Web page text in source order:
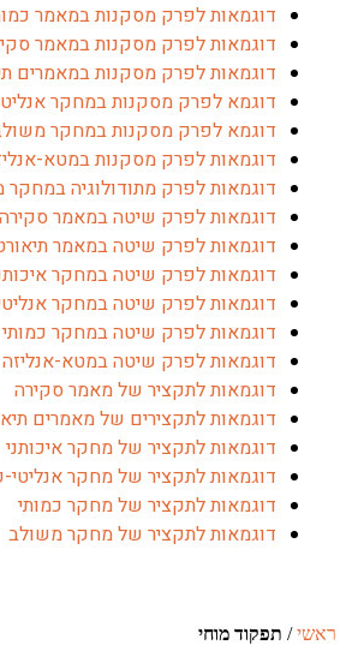
דוגמאות לפרק מסקנות במאמר כמותי
דוגמאות לפרק מסקנות במאמר סקירה
דוגמאות לפרק מסקנות במאמרים תיאורטיים
דוגמא לפרק מסקנות במחקר אנליטי-פרשני
דוגמא לפרק מסקנות במחקר משולב
דוגמאות לפרק מסקנות במטא-אנליזה
דוגמאות לפרק מתודולוגיה במחקר משולב
דוגמאות לפרק שיטה במאמר סקירה
דוגמאות לפרק שיטה במאמר תיאורטי
דוגמאות לפרק שיטה במחקר איכותני
דוגמאות לפרק שיטה במחקר אנליטי-פרשני
דוגמאות לפרק שיטה במחקר כמותי
דוגמאות לפרק שיטה במטא-אנליזה
דוגמאות לתקציר של מאמר סקירה
דוגמאות לתקצירים של מאמרים תיאורטיים
דוגמאות לתקציר של מחקר איכותני
דוגמאות לתקציר של מחקר אנליטי-פרשני
דוגמאות לתקציר של מחקר כמותי
דוגמאות לתקציר של מחקר משולב
תפקוד מוחי